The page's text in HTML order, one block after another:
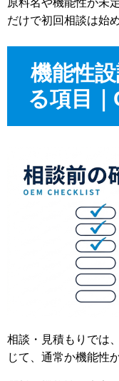
原料名や機能性が未
だけで初回相談は始
機能性
る項目
相談・見積もりでは
じて、通常か機能性